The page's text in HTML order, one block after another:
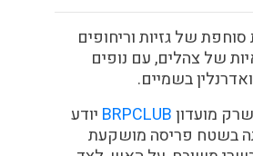
סוחפת של גזיות וריחופים
של צהלים, עם נופים
בשמיים.
מועדוןBRPCLUB יודע
בשטח פריסה מושקעת